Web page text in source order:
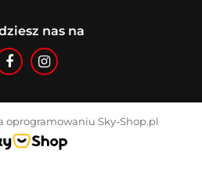
nas na
oprogramowaniu Sky-Shop.pl